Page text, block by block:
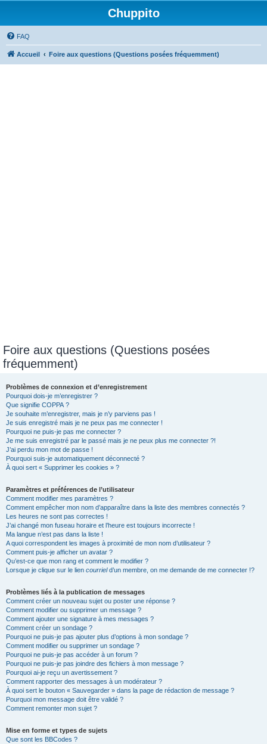
Chuppito
FAQ
Accueil Foire aux questions (Questions posées fréquemment)
Foire aux questions (Questions posées
fréquemment)
Problèmes de connexion et d’enregistrement
Pourquoi dois-je m’enregistrer ?
Que signifie COPPA ?
Je souhaite m’enregistrer, mais je n’y parviens pas !
Je suis enregistré mais je ne peux pas me connecter !
Pourquoi ne puis-je pas me connecter ?
Je me suis enregistré par le passé mais je ne peux plus me connecter ?!
J’ai perdu mon mot de passe !
Pourquoi suis-je automatiquement déconnecté ?
À quoi sert « Supprimer les cookies » ?
Paramètres et préférences de l’utilisateur
Comment modifier mes paramètres ?
Comment empêcher mon nom d’apparaître dans la liste des membres connectés ?
Les heures ne sont pas correctes !
J’ai changé mon fuseau horaire et l’heure est toujours incorrecte !
Ma langue n’est pas dans la liste !
A quoi correspondent les images à proximité de mon nom d’utilisateur ?
Comment puis-je afficher un avatar ?
Qu’est-ce que mon rang et comment le modifier ?
Lorsque je clique sur le lien courrield’un membre, on me demande de me connecter !?
Problèmes liés à la publication de messages
Comment créer un nouveau sujet ou poster une réponse ?
Comment modifier ou supprimer un message ?
Comment ajouter une signature à mes messages ?
Comment créer un sondage ?
Pourquoi ne puis-je pas ajouter plus d’options à mon sondage ?
Comment modifier ou supprimer un sondage ?
Pourquoi ne puis-je pas accéder à un forum ?
Pourquoi ne puis-je pas joindre des fichiers à mon message ?
Pourquoi ai-je reçu un avertissement ?
Comment rapporter des messages à un modérateur ?
À quoi sert le bouton « Sauvegarder » dans la page de rédaction de message ?
Pourquoi mon message doit être validé ?
Comment remonter mon sujet ?
Mise en forme et types de sujets
Que sont les BBCodes ?